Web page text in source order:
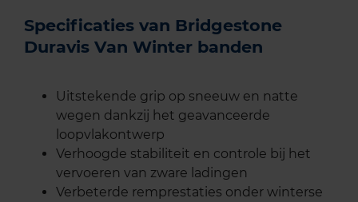
Specificaties van Bridgestone
Duravis Van Winter banden
Uitstekende grip op sneeuw en natte
wegen dankzij het geavanceerde
loopvlakontwerp
Verhoogde stabiliteit en controle bij het
vervoeren van zware ladingen
Verbeterde remprestaties onder winterse